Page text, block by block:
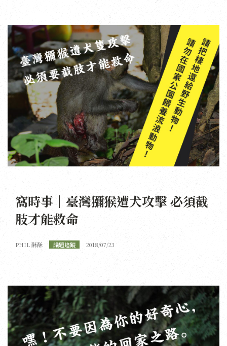
窩時事｜臺灣獼猴遭犬攻擊 必須截
肢才能救命
PHIL 酥酥 議題追蹤 2018/07/23